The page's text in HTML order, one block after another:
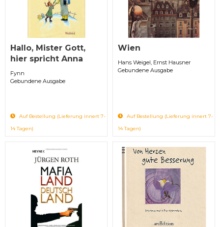
Hallo, Mister Gott,
hier spricht Anna
Fynn
Gebundene Ausgabe
Auf Bestellung (Lieferung innert 7-
14 Tagen)
Wien
Hans Weigel, Ernst Hausner
Gebundene Ausgabe
Auf Bestellung (Lieferung innert 7-
14 Tagen)